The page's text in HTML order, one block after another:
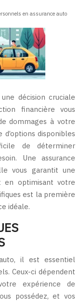
en assurance auto
décision cruciale
financière vous
dommages à votre
disponibles
de déterminer
Une assurance
vous garantit une
optimisant votre
est la première
idéale.
il est essentiel
Ceux-ci dépendent
expérience de
possédez, et vos